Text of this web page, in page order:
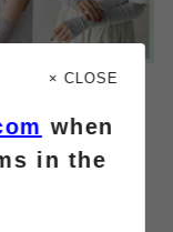
× CLOSE
when
in the